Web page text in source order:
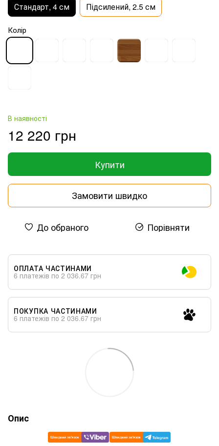
Стандарт, 4 см Підсилений, 2.5 см
Колір
В наявності
12 220 грн
Купити
Замовити швидко
До обраного Порівняти
ОПЛАТА ЧАСТИНАМИ
6 платежів по 2 036.67 грн
ПОКУПКА ЧАСТИНАМИ
6 платежів по 2 036.67 грн
Опис